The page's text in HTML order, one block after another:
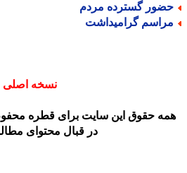
گسترده مردم
گرامیداشت
نسخه اصلی
حقوق این سایت برای قطره محفوظ
در قبال محتوای مطالب